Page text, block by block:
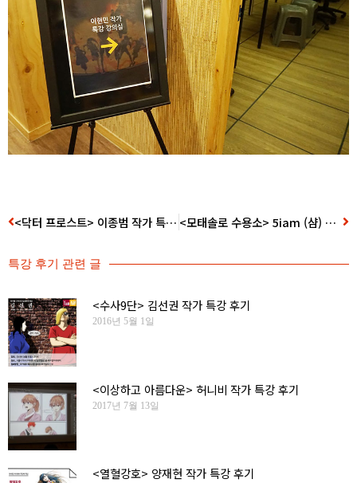
<닥터 프로스트> 이종범 작가 특강 후기 <모태솔로 수용소> 5iam (샴) 작가 특강 후기
특강 후기 관련 글
<수사9단> 김선권 작가 특강 후기
2016년 5월 1일
<이상하고 아름다운> 허니비 작가 특강 후기
2017년 7월 13일
<열혈강호> 양재현 작가 특강 후기